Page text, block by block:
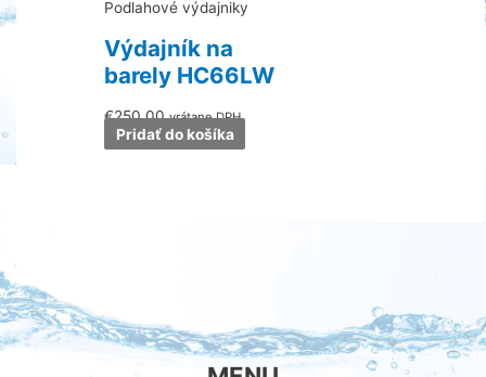
Podlahové výdajniky
Výdajník na
barely HC66LW
€250.00 vrátane DPH
Pridať do košíka